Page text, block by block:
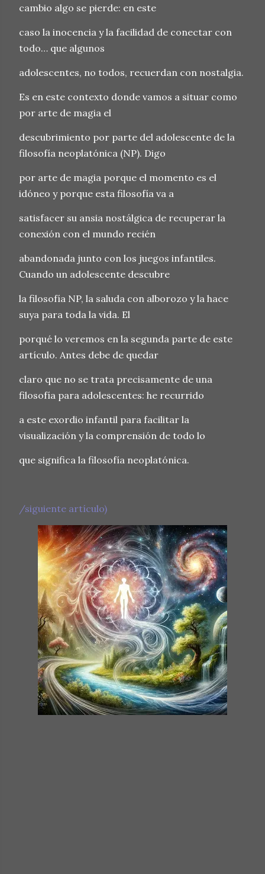
cambio algo se pierde: en este
caso la inocencia y la facilidad de conectar con
todo… que algunos
adolescentes, no todos, recuerdan con nostalgia.
Es en este contexto donde vamos a situar como
por arte de magia el
descubrimiento por parte del adolescente de la
filosofía neoplatónica (NP). Digo
por arte de magia porque el momento es el
idóneo y porque esta filosofía va a
satisfacer su ansia nostálgica de recuperar la
conexión con el mundo recién
abandonada junto con los juegos infantiles.
Cuando un adolescente descubre
la filosofía NP, la saluda con alborozo y la hace
suya para toda la vida. El
porqué lo veremos en la segunda parte de este
artículo. Antes debe de quedar
claro que no se trata precisamente de una
filosofía para adolescentes: he recurrido
a este exordio infantil para facilitar la
visualización y la comprensión de todo lo
que significa la filosofía neoplatónica.
/siguiente artículo)